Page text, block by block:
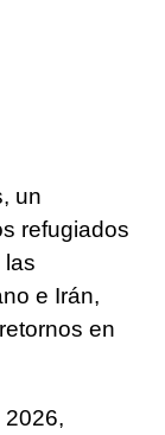
un
refugiados
las
e Irán,
en
2026,